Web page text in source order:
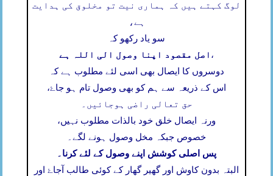
لوگ کہتے ہیں کہ ہماری نیت تو مخلوق کی ہدایت
ہے،
سو یاد رکھو کہ
اصل مقصود اپنا وصول الی اللہ ہے ،
دوسروں کا ایصال بھی اسی لئے مطلوب ہے کہ
اس کے ذریعہ سے ہم کو بھی وصول تام ہو جاۓ،
حق تعالی راضی ہوجائیں۔
ورنہ ایصال خلق خود بالذات مطلوب نہیں،
خصوص جبکہ مخل وصول ہونے لگے۔
پس اصلی کوشش اپنے وصول کے لئے کرنا۔
البتہ بدون کاوش اور گھیر گھار کے کوئی طالب آجاۓ اور